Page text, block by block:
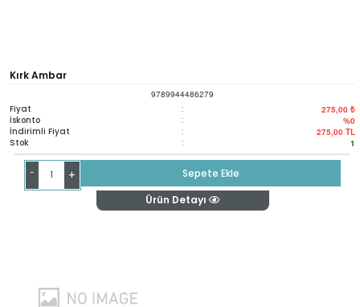
Kırk Ambar
9789944486279
Fiyat : 275,00 ₺
İskonto : %0
İndirimli Fiyat : 275,00 TL
Stok : 1
- +
Sepete Ekle
Ürün Detayı